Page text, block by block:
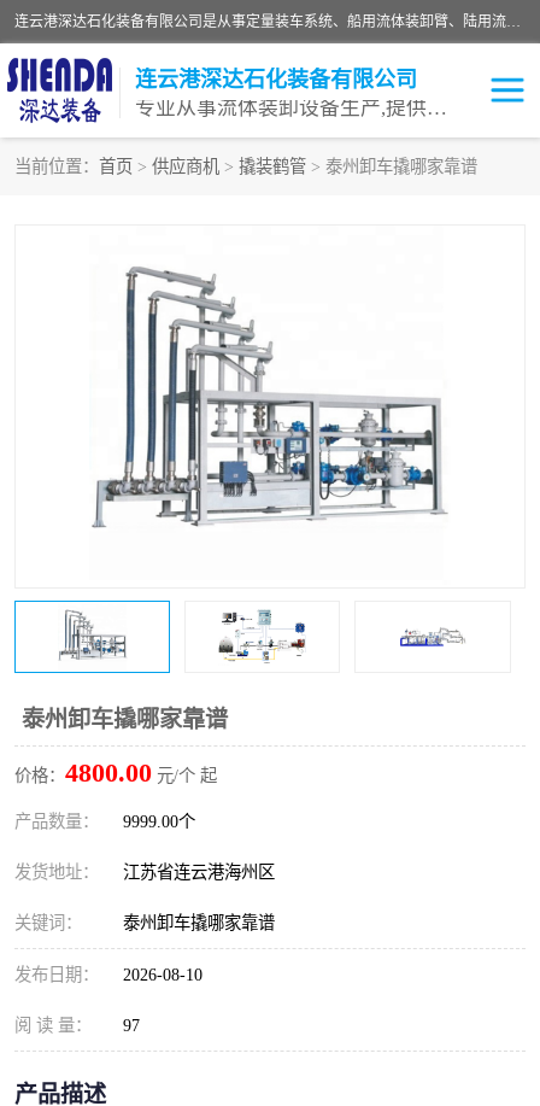
连云港深达石化装备有限公司是从事定量装车系统、船用流体装卸臂、陆用流体装卸臂（鹤管）、活动梯、钢构平台等全系列流体装卸设备的设计、制造、销售以及服务的专业供应商。公司始终以客户为中心，密切跟踪国内外油气储运及装卸设备先进技术的发展，以先进的技术、优质的产品、一流的服务，满足客户需求。
连云港深达石化装备有限公司
专业从事流体装卸设备生产,提供全面解决方案，生产与定制服务
当前位置： 首页 > 供应商机 > 撬装鹤管 > 泰州卸车撬哪家靠谱
泰州卸车撬哪家靠谱
价格： 4800.00 元/个 起
产品数量： 9999.00个
发货地址： 江苏省连云港海州区
关键词： 泰州卸车撬哪家靠谱
发布日期： 2026-08-10
阅 读 量： 97
产品描述
液氨装鹤管
汽车鹤管
火车鹤管